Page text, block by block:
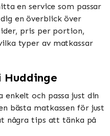
en service som passar
en överblick över
pris per portion,
typer av matkassar
enkelt och passa just din
bästa matkassen för just
några tips att tänka på